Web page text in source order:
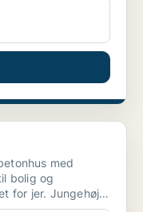
med
for jer. Jungehøj